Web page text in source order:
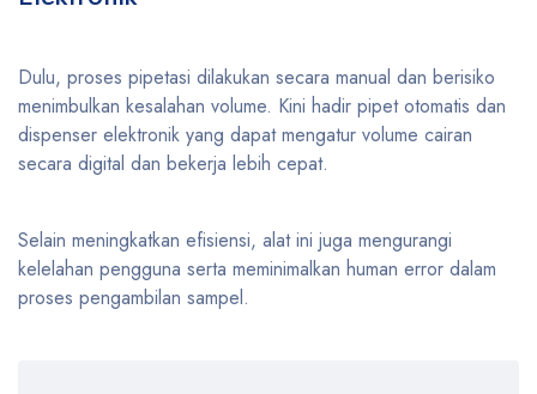
Dulu, proses pipetasi dilakukan secara manual dan berisiko
menimbulkan kesalahan volume. Kini hadir pipet otomatis dan
dispenser elektronik yang dapat mengatur volume cairan
secara digital dan bekerja lebih cepat.
Selain meningkatkan efisiensi, alat ini juga mengurangi
kelelahan pengguna serta meminimalkan human error dalam
proses pengambilan sampel.